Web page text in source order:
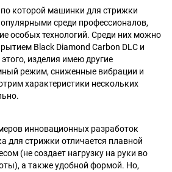
которой машинки для стрижки
среди профессионалов,
особых технологий. Среди них можно
Black Diamond Carbon DLC и
изделия имею другие
режим, сниженные вибрации и
характеристики нескольких
инновационных разработок
для стрижки отличается плавной
(не создает нагрузку на руки во
а также удобной формой. Но,